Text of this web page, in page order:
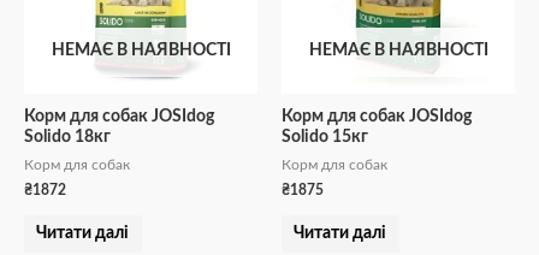
НЕМАЄ В НАЯВНОСТІ
Корм для собак JOSIdog
Solido 18кг
Корм для собак
₴1872
Читати далі
НЕМАЄ В НАЯВНОСТІ
Корм для собак JOSIdog
Solido 15кг
Корм для собак
₴1875
Читати далі